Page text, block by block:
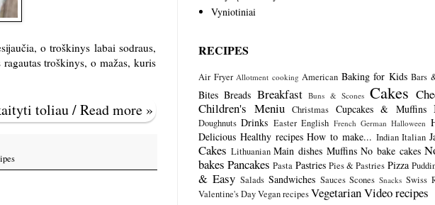
o troškinys labai sodraus,
troškinys, o mažas, kuris
toliau / Read more »
Vyniotiniai
RECIPES
Air Fryer Allotment cooking American Baking for Kids Bars
Bites Breads Breakfast Buns & Scones Cakes
Children's Meniu
Christmas Cupcakes & Muffins
Doughnuts Drinks Easter English French German Halloween
Delicious Healthy recipes How to make... Indian Italian
Cakes Lithuanian Main dishes Muffins No bake cakes
bakes Pancakes Pasta Pastries Pies & Pastries Pizza
& Easy Salads Sandwiches Sauces Scones Snacks Swiss
Valentine's DayVegan recipesVegetarianVideo recipes